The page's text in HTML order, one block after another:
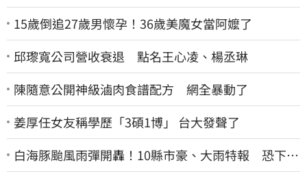
15歲倒追27歲男懷孕！36歲美魔女當阿嬤了
邱瓈寬公司營收衰退 點名王心凌、楊丞琳
陳隨意公開神級滷肉食譜配方 網全暴動了
姜厚任女友稱學歷「3碩1博」 台大發聲了
白海豚颱風雨彈開轟！10縣市豪、大雨特報 恐下到
明天